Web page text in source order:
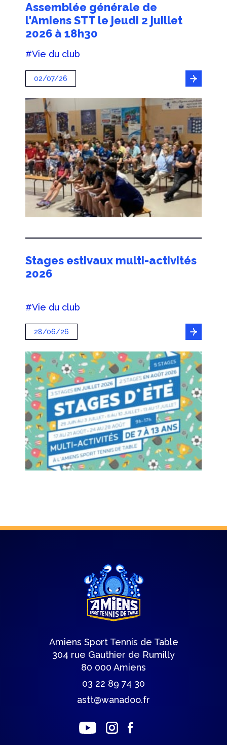
Assemblée générale de
l'Amiens STT le jeudi 2 juillet
2026 à 18h30
#Vie du club
02/07/26
Stages estivaux multi-activités
2026
#Vie du club
28/06/26
Amiens Sport Tennis de Table
304 rue Gauthier de Rumilly
80 000 Amiens
03 22 89 74 30
astt@wanadoo.fr